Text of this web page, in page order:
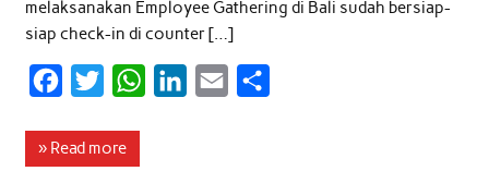
melaksanakan Employee Gathering di Bali sudah bersiap-
siap check-in di counter […]
c
i
W
» Read more